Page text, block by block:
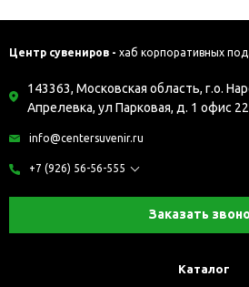
Центр сувениров - хаб корпоративных
143363, Московская область, г.о.
Апрелевка, ул Парковая, д. 1 офис
info@centersuvenir.ru
+7 (926) 56-56-555
Заказать
Каталог